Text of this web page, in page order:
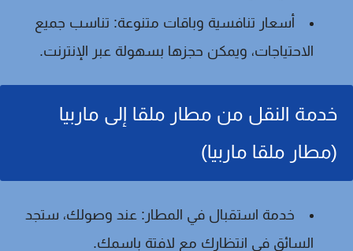
أسعار تنافسية وباقات متنوعة:تناسب جميع
الاحتياجات، ويمكن حجزها بسهولة عبر الإنترنت.
خدمة النقل من مطار ملقا إلى ماربيا
(مطار ملقا ماربيا)
خدمة استقبال في المطار:عند وصولك، ستجد
السائق في انتظارك مع لافتة باسمك.